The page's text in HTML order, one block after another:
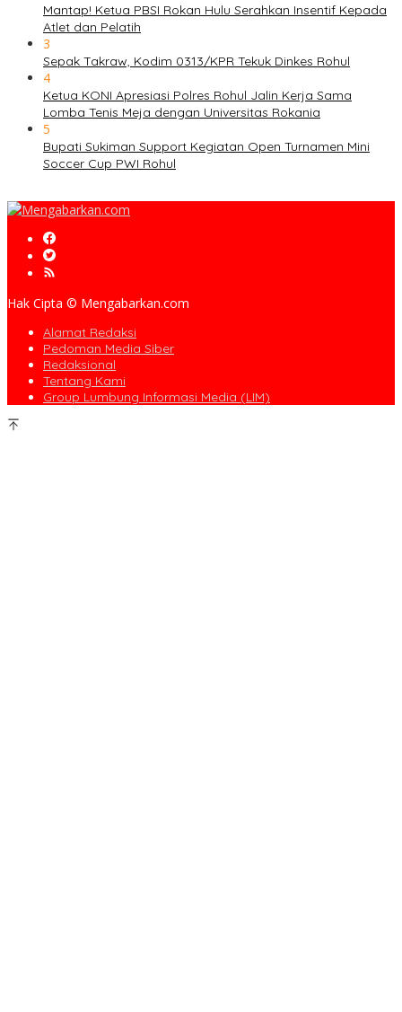
Mantap! Ketua PBSI Rokan Hulu Serahkan Insentif Kepada
Atlet dan Pelatih
3
Sepak Takraw, Kodim 0313/KPR Tekuk Dinkes Rohul
4
Ketua KONI Apresiasi Polres Rohul Jalin Kerja Sama
Lomba Tenis Meja dengan Universitas Rokania
5
Bupati Sukiman Support Kegiatan Open Turnamen Mini
Soccer Cup PWI Rohul
Hak Cipta © Mengabarkan.com
Alamat Redaksi
Pedoman Media Siber
Redaksional
Tentang Kami
Group Lumbung Informasi Media (LIM)